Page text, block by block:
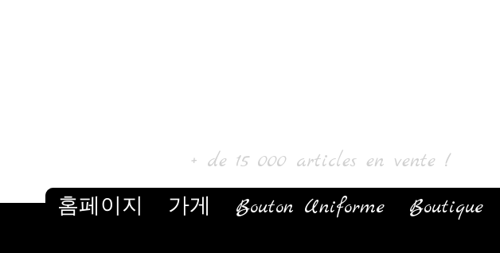
+ de 15 000 articles en vente !
홈페이지 가게 Bouton Uniforme Boutique